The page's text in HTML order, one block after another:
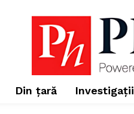
Din țară Investigații